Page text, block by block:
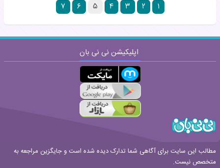
۱ ۲ ۳ ۴ ۵ ۶ ۷
اپلیکیشن نی نی بان
مطالب این سایت برای آگاهی شما تدارک دیده شده است و جایگزین مراجعه به
متخصص نیست.